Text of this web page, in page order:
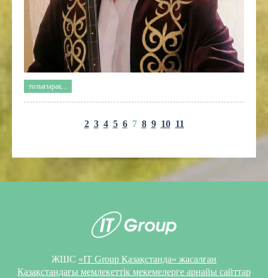
толығырақ...
2 3 4 5 6 7 8 9 10 11
ЖШС «IT Group Қазақстанда» жасалған
Қазақстандағы мемлекеттік мекемелерге арнайы сайттар